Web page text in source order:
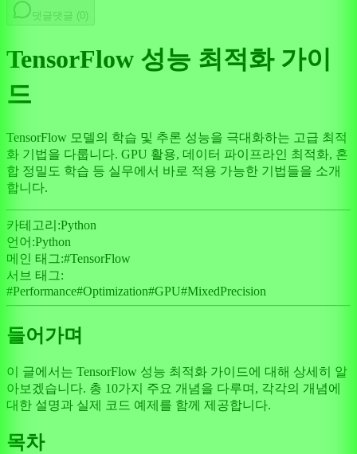
댓글 댓글 (0 )
TensorFlow 성능 최적화 가이
드
TensorFlow 모델의 학습 및 추론 성능을 극대화하는 고급 최적
화 기법을 다룹니다. GPU 활용, 데이터 파이프라인 최적화, 혼
합 정밀도 학습 등 실무에서 바로 적용 가능한 기법들을 소개
합니다.
카테고리:Python
언어:Python
메인 태그:#TensorFlow
서브 태그:
#Performance#Optimization#GPU#MixedPrecision
들어가며
이 글에서는 TensorFlow 성능 최적화 가이드에 대해 상세히 알
아보겠습니다. 총 10가지 주요 개념을 다루며, 각각의 개념에
대한 설명과 실제 코드 예제를 함께 제공합니다.
목차